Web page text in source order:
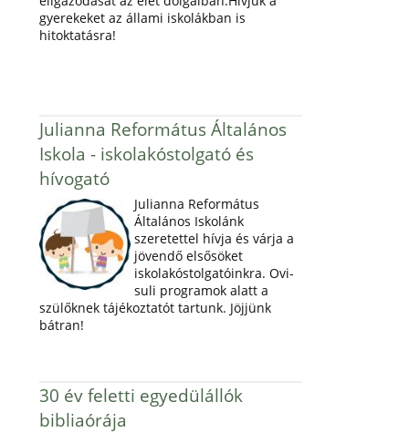
gyerekeket az állami iskolákban is
hitoktatásra!
Julianna Református Általános
Iskola - iskolakóstolgató és
hívogató
Julianna Református
Általános Iskolánk
szeretettel hívja és várja a
jövendő elsősöket
iskolakóstolgatóinkra. Ovi-
suli programok alatt a
szülőknek tájékoztatót tartunk. Jöjjünk
bátran!
30 év feletti egyedülállók
bibliaórája